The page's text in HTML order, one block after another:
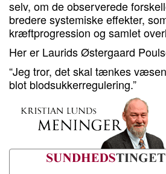
selv, om de observerede
bredere systemiske effekter,
kræftprogression og samlet
Her er Laurids Østergaard
“Jeg tror, det skal tænkes
blot blodsukkerregulering.”